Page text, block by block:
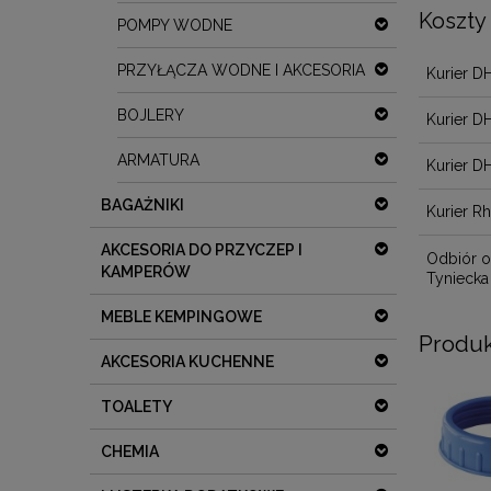
POMPY WODNE
PRZYŁĄCZA WODNE I AKCESORIA
BOJLERY
ARMATURA
BAGAŻNIKI
AKCESORIA DO PRZYCZEP I
KAMPERÓW
MEBLE KEMPINGOWE
AKCESORIA KUCHENNE
TOALETY
CHEMIA
Kurier
Kurier
Kurier
Kurier
Odbiór